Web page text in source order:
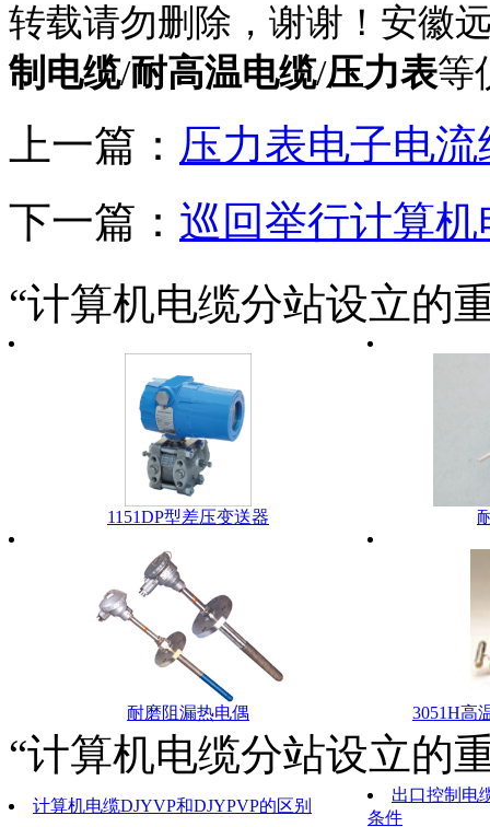
转载请勿删除，谢谢！安徽
制电缆/耐高温电缆/压力表等
上一篇： 压力表电子电
下一篇： 巡回举行计算
“计算机电缆分站设立的
1151DP型差压变送器
耐磨阻漏热电偶 3051H高
“计算机电缆分站设立的
计算机电缆DJYVP和DJYPVP的区别
出口控制电
条件